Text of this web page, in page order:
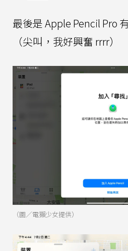
最後是 Apple Pencil Pro
（尖叫，我好興奮 rrrr）
（圖／電獺少女提供）